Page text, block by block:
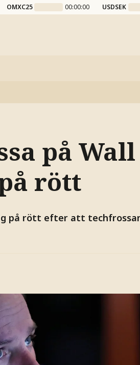
OMXC25 00:00:00 USDSEK
på Wall
rött
på rött efter att